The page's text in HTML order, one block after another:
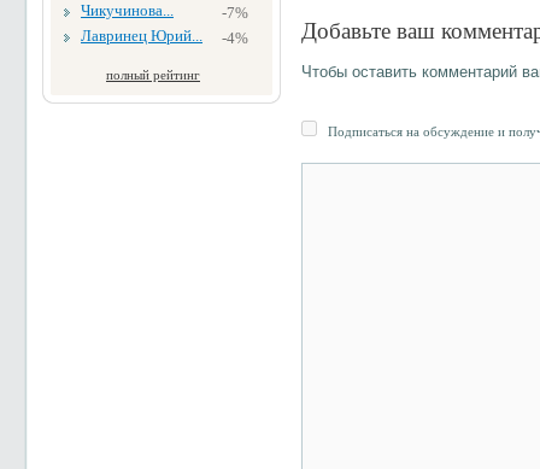
Чикучинова...
-7%
Лавринец Юрий...
-4%
полный рейтинг
Добавьте ваш
Чтобы оставить комментарий
Подписаться на обсуждение и